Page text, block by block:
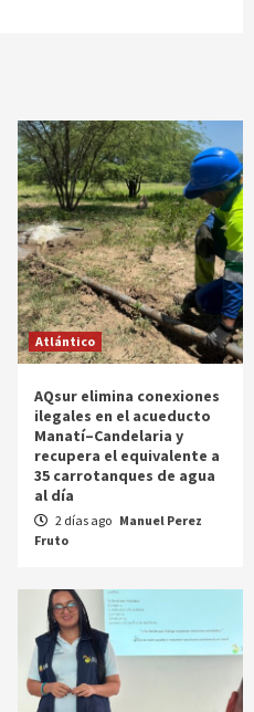
Atlántico
AQsur elimina conexiones
ilegales en el acueducto
Manatí–Candelaria y
recupera el equivalente a
35 carrotanques de agua
al día
2 días ago Manuel Perez
Fruto